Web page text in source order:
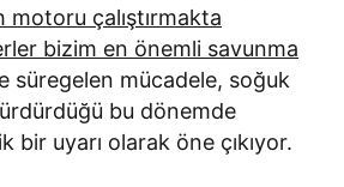
motoru çalıştırmakta
bizim en önemli savunma
süregelen mücadele, soğuk
bu dönemde
bir uyarı olarak öne çıkıyor.